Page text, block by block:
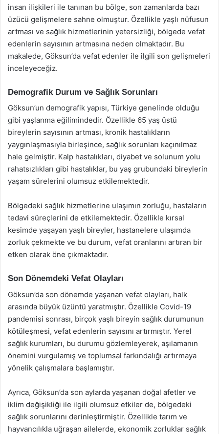
insan ilişkileri ile tanınan bu bölge, son zamanlarda bazı
üzücü gelişmelere sahne olmuştur. Özellikle yaşlı nüfusun
artması ve sağlık hizmetlerinin yetersizliği, bölgede vefat
edenlerin sayısının artmasına neden olmaktadır. Bu
makalede, Göksun’da vefat edenler ile ilgili son gelişmeleri
inceleyeceğiz.
Demografik Durum ve Sağlık Sorunları
Göksun’un demografik yapısı, Türkiye genelinde olduğu
gibi yaşlanma eğilimindedir. Özellikle 65 yaş üstü
bireylerin sayısının artması, kronik hastalıkların
yaygınlaşmasıyla birleşince, sağlık sorunları kaçınılmaz
hale gelmiştir. Kalp hastalıkları, diyabet ve solunum yolu
rahatsızlıkları gibi hastalıklar, bu yaş grubundaki bireylerin
yaşam sürelerini olumsuz etkilemektedir.
Bölgedeki sağlık hizmetlerine ulaşımın zorluğu, hastaların
tedavi süreçlerini de etkilemektedir. Özellikle kırsal
kesimde yaşayan yaşlı bireyler, hastanelere ulaşımda
zorluk çekmekte ve bu durum, vefat oranlarını artıran bir
etken olarak öne çıkmaktadır.
Son Dönemdeki Vefat Olayları
Göksun’da son dönemde yaşanan vefat olayları, halk
arasında büyük üzüntü yaratmıştır. Özellikle Covid-19
pandemisi sonrası, birçok yaşlı bireyin sağlık durumunun
kötüleşmesi, vefat edenlerin sayısını artırmıştır. Yerel
sağlık kurumları, bu durumu gözlemleyerek, aşılamanın
önemini vurgulamış ve toplumsal farkındalığı artırmaya
yönelik çalışmalara başlamıştır.
Ayrıca, Göksun’da son aylarda yaşanan doğal afetler ve
iklim değişikliği ile ilgili olumsuz etkiler de, bölgedeki
sağlık sorunlarını derinleştirmiştir. Özellikle tarım ve
hayvancılıkla uğraşan ailelerde, ekonomik zorluklar sağlık